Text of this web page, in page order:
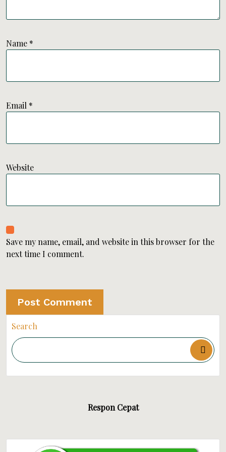
Name *
Email *
Website
Save my name, email, and website in this browser for the
next time I comment.
Search
Respon Cepat